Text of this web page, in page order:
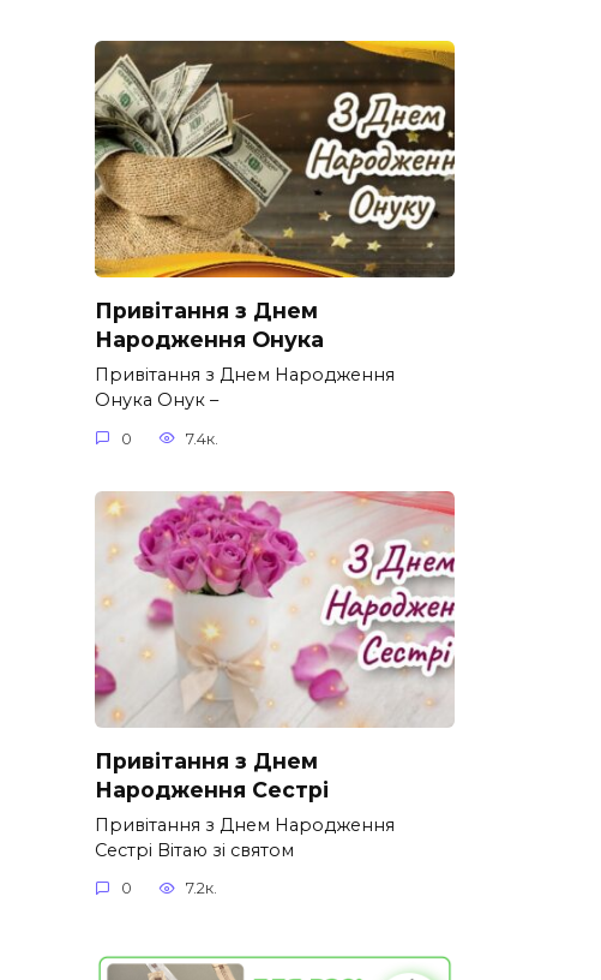
Привітання з Днем
Народження Онука
Привітання з Днем Народження
Онука Онук –
0 7.4к.
Привітання з Днем
Народження Сестрі
Привітання з Днем Народження
Сестрі Вітаю зі святом
0 7.2к.